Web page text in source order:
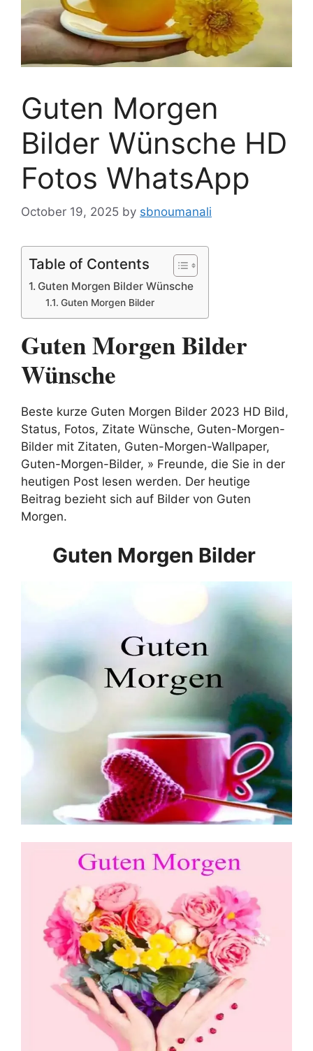
Guten Morgen
Bilder Wünsche HD
Fotos WhatsApp
October 19, 2025 by sbnoumanali
Table of Contents
Guten Morgen Bilder Wünsche
Guten Morgen Bilder
Guten Morgen Bilder
Wünsche
Beste kurze Guten Morgen Bilder 2023 HD Bild,
Status, Fotos, Zitate Wünsche, Guten-Morgen-
Bilder mit Zitaten, Guten-Morgen-Wallpaper,
Guten-Morgen-Bilder, » Freunde, die Sie in der
heutigen Post lesen werden. Der heutige
Beitrag bezieht sich auf Bilder von Guten
Morgen.
Guten Morgen Bilder